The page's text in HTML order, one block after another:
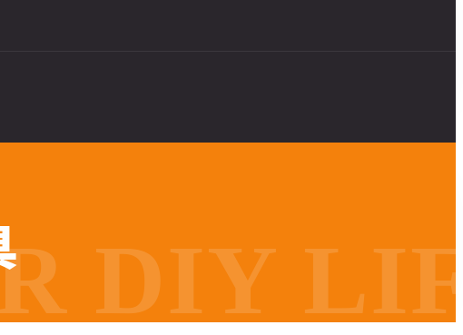
DIY